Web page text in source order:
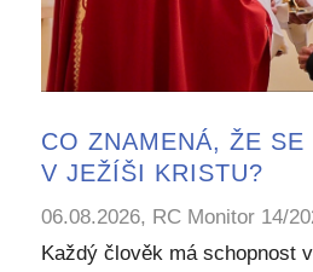
CO ZNAMENÁ, ŽE SE
V JEŽÍŠI KRISTU?
06.08.2026, RC Monitor 14/
Každý člověk má schopnost